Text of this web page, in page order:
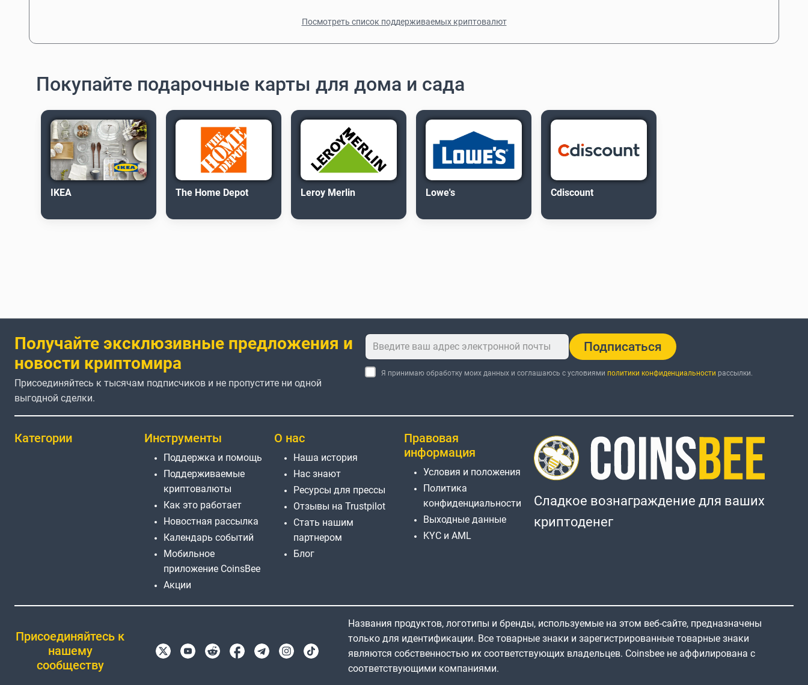
Посмотреть список поддерживаемых криптовалют
Покупайте подарочные карты для дома и сада
IKEA The Home Depot Leroy Merlin Lowe's Cdiscount
Получайте эксклюзивные предложения и
новости криптомира
Присоединяйтесь к тысячам подписчиков и не пропустите ни одной
выгодной сделки.
Подписаться
Я принимаю обработку моих данных и соглашаюсь с условиями политики конфиденциальности рассылки.
Категории Инструменты
Поддержка и помощь
Поддерживаемые
криптовалюты
Как это работает
Новостная рассылка
Календарь событий
Мобильное
приложение CoinsBee
Акции
О нас
Наша история
Нас знают
Ресурсы для прессы
Отзывы на Trustpilot
Стать нашим
партнером
Блог
Правовая
информация
Условия и положения
Политика
конфиденциальности
Выходные данные
KYC и AML
Сладкое вознаграждение для ваших
криптоденег
Присоединяйтесь к
нашему
сообществу
Названия продуктов, логотипы и бренды, используемые на этом веб-сайте, предназначены
только для идентификации. Все товарные знаки и зарегистрированные товарные знаки
являются собственностью их соответствующих владельцев. Coinsbee не аффилирована с
соответствующими компаниями.